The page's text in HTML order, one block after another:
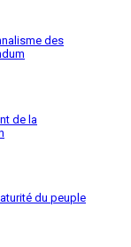
des
de la
du peuple